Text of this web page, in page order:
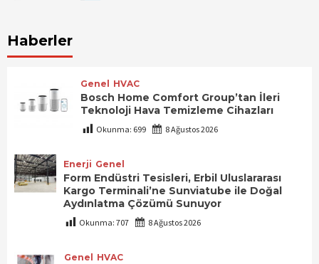
Haberler
Genel HVAC
Bosch Home Comfort Group’tan İleri
Teknoloji Hava Temizleme Cihazları
Okunma: 699 8 Ağustos 2026
Enerji Genel
Form Endüstri Tesisleri, Erbil Uluslararası
Kargo Terminali’ne Sunviatube ile Doğal
Aydınlatma Çözümü Sunuyor
Okunma: 707 8 Ağustos 2026
Genel HVAC